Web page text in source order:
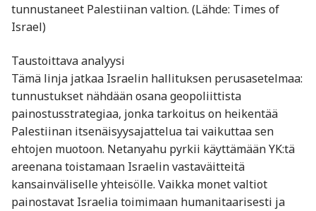
tunnustaneet Palestiinan valtion. (Lähde: Times of
Israel)
Taustoittava analyysi
Tämä linja jatkaa Israelin hallituksen perusasetelmaa:
tunnustukset nähdään osana geopoliittista
painostusstrategiaa, jonka tarkoitus on heikentää
Palestiinan itsenäisyysajattelua tai vaikuttaa sen
ehtojen muotoon. Netanyahu pyrkii käyttämään YK:tä
areenana toistamaan Israelin vastaväitteitä
kansainväliselle yhteisölle. Vaikka monet valtiot
painostavat Israelia toimimaan humanitaarisesti ja